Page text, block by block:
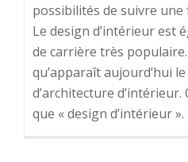
possibilités de suivre
Le design d’intérieur est
de carrière très populaire.
qu’apparaît aujourd’hui
d’architecture
que « design d’intérieur